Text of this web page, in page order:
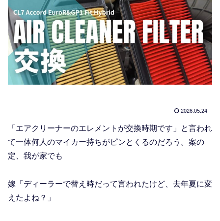
2026.05.24
「エアクリーナーのエレメントが交換時期です」と言われ
て一体何人のマイカー持ちがピンとくるのだろう。案の
定、我が家でも
嫁「ディーラーで替え時だって言われたけど、去年夏に変
えたよね？」